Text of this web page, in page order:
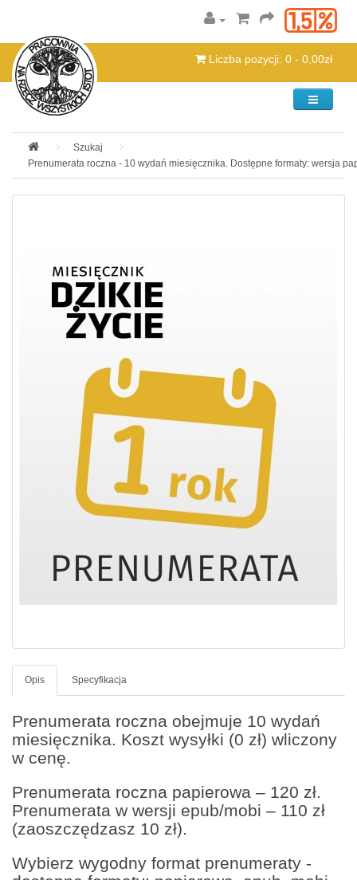
Liczba pozycji: 0 - 0,00zł
Kategorie
Szukaj
Prenumerata roczna - 10 wydań miesięcznika. Dostępne formaty: wersja
Opis Specyfikacja
Prenumerata roczna obejmuje 10 wydań
miesięcznika. Koszt wysyłki (0 zł) wliczony
w cenę.
Prenumerata roczna papierowa – 120 zł.
Prenumerata w wersji epub/mobi – 110 zł
(zaoszczędzasz 10 zł).
Wybierz wygodny format prenumeraty -